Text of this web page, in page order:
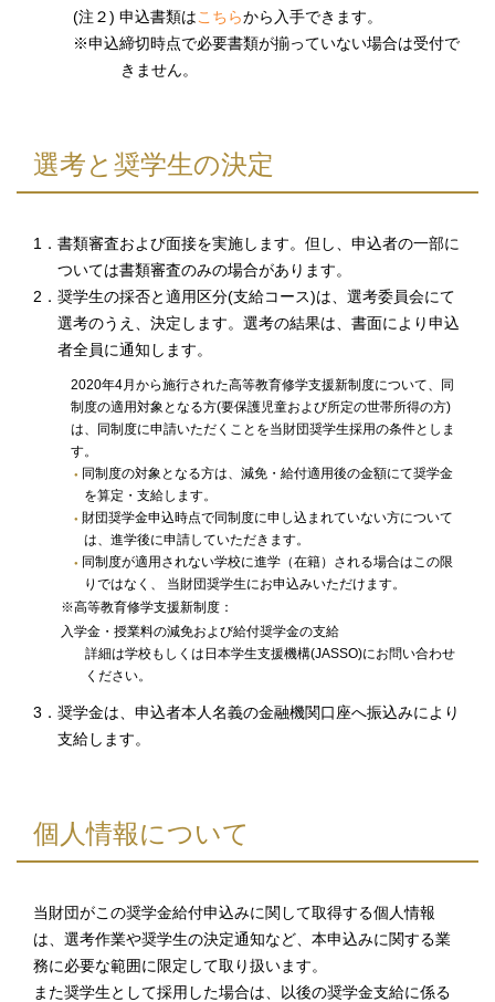
(注２) 申込書類はこちらから入手できます。
※申込締切時点で必要書類が揃っていない場合は受付で
きません。
選考と奨学生の決定
1．書類審査および面接を実施します。但し、申込者の一部に
ついては書類審査のみの場合があります。
2．奨学生の採否と適用区分(支給コース)は、選考委員会にて
選考のうえ、決定します。選考の結果は、書面により申込
者全員に通知します。
2020年4月から施行された高等教育修学支援新制度について、同
制度の適用対象となる方(要保護児童および所定の世帯所得の方)
は、同制度に申請いただくことを当財団奨学生採用の条件としま
す。
同制度の対象となる方は、減免・給付適用後の金額にて奨学金
を算定・支給します。
財団奨学金申込時点で同制度に申し込まれていない方について
は、進学後に申請していただきます。
同制度が適用されない学校に進学（在籍）される場合はこの限
りではなく、 当財団奨学生にお申込みいただけます。
※高等教育修学支援新制度：
入学金・授業料の減免および給付奨学金の支給
詳細は学校もしくは日本学生支援機構(JASSO)にお問い合わせ
ください。
3．奨学金は、申込者本人名義の金融機関口座へ振込みにより
支給します。
個人情報について
当財団がこの奨学金給付申込みに関して取得する個人情報
は、選考作業や奨学生の決定通知など、本申込みに関する業
務に必要な範囲に限定して取り扱います。
また奨学生として採用した場合は、以後の奨学金支給に係る